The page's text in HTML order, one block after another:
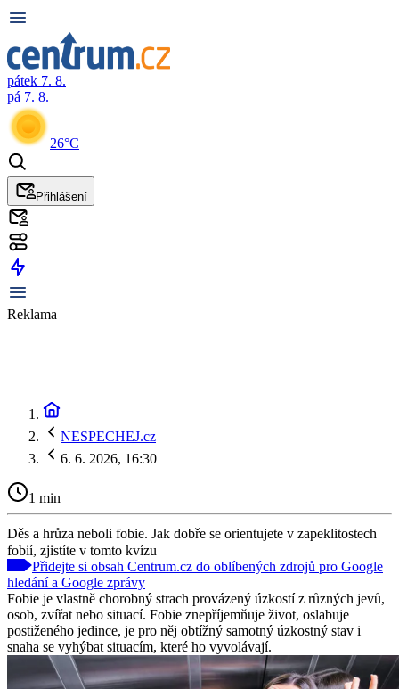
pátek 7. 8.
pá 7. 8.
26°C
Přihlášení
Reklama
NESPECHEJ.cz
6. 6. 2026, 16:30
1 min
Děs a hrůza neboli fobie. Jak dobře se orientujete v zapeklitostech
fobií, zjistíte v tomto kvízu
Přidejte si obsah Centrum.cz do oblíbených zdrojů pro Google
hledání a Google zprávy
Fobie je vlastně chorobný strach provázený úzkostí z různých jevů,
osob, zvířat nebo situací. Fobie znepříjemňuje život, oslabuje
postiženého jedince, je pro něj obtížný samotný úzkostný stav i
snaha se vyhýbat situacím, které ho vyvolávají.